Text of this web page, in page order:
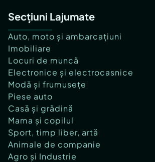
Secțiuni Lajumate
Auto, moto și ambarcațiuni
Imobiliare
Locuri de muncă
Electronice și electrocasnice
Modă și frumusețe
Piese auto
Casă și grădină
Mama și copilul
Sport, timp liber, artă
Animale de companie
Agro și Industrie